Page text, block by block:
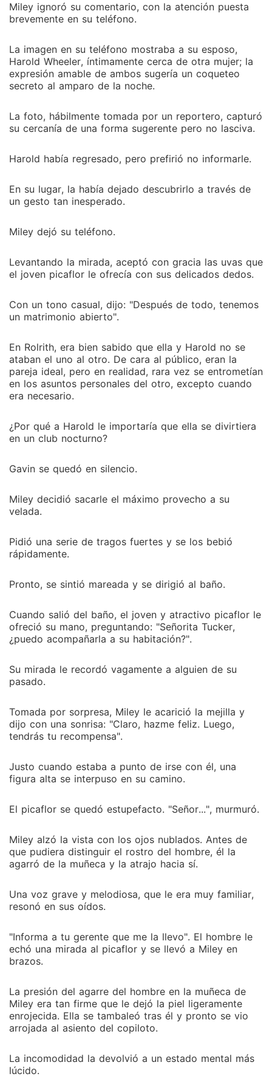
Miley ignoró su comentario, con la atención puesta
brevemente en su teléfono.
La imagen en su teléfono mostraba a su esposo,
Harold Wheeler, íntimamente cerca de otra mujer; la
expresión amable de ambos sugería un coqueteo
secreto al amparo de la noche.
La foto, hábilmente tomada por un reportero, capturó
su cercanía de una forma sugerente pero no lasciva.
Harold había regresado, pero prefirió no informarle.
En su lugar, la había dejado descubrirlo a través de
un gesto tan inesperado.
Miley dejó su teléfono.
Levantando la mirada, aceptó con gracia las uvas que
el joven picaflor le ofrecía con sus delicados dedos.
Con un tono casual, dijo: "Después de todo, tenemos
un matrimonio abierto".
En Rolrith, era bien sabido que ella y Harold no se
ataban el uno al otro. De cara al público, eran la
pareja ideal, pero en realidad, rara vez se entrometían
en los asuntos personales del otro, excepto cuando
era necesario.
¿Por qué a Harold le importaría que ella se divirtiera
en un club nocturno?
Gavin se quedó en silencio.
Miley decidió sacarle el máximo provecho a su
velada.
Pidió una serie de tragos fuertes y se los bebió
rápidamente.
Pronto, se sintió mareada y se dirigió al baño.
Cuando salió del baño, el joven y atractivo picaflor le
ofreció su mano, preguntando: "Señorita Tucker,
¿puedo acompañarla a su habitación?".
Su mirada le recordó vagamente a alguien de su
pasado.
Tomada por sorpresa, Miley le acarició la mejilla y
dijo con una sonrisa: "Claro, hazme feliz. Luego,
tendrás tu recompensa".
Justo cuando estaba a punto de irse con él, una
figura alta se interpuso en su camino.
El picaflor se quedó estupefacto. "Señor...", murmuró.
Miley alzó la vista con los ojos nublados. Antes de
que pudiera distinguir el rostro del hombre, él la
agarró de la muñeca y la atrajo hacia sí.
Una voz grave y melodiosa, que le era muy familiar,
resonó en sus oídos.
"Informa a tu gerente que me la llevo". El hombre le
echó una mirada al picaflor y se llevó a Miley en
brazos.
La presión del agarre del hombre en la muñeca de
Miley era tan firme que le dejó la piel ligeramente
enrojecida. Ella se tambaleó tras él y pronto se vio
arrojada al asiento del copiloto.
La incomodidad la devolvió a un estado mental más
lúcido.